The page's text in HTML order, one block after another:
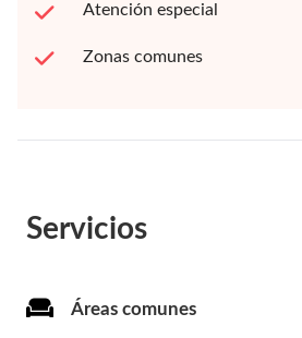
Atención especial
Zonas comunes
Servicios
Áreas comunes